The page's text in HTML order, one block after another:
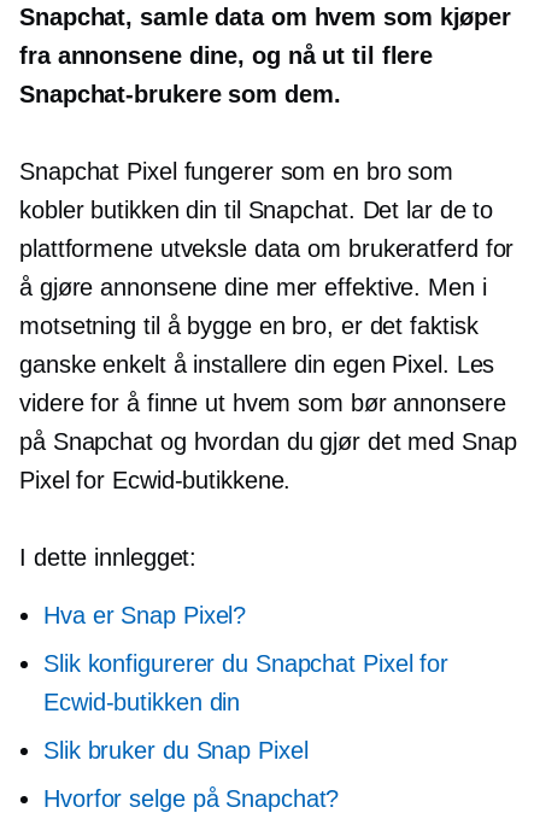
Snapchat, samle data om hvem som kjøper
fra annonsene dine, og nå ut til flere
Snapchat-brukere som dem.
Snapchat Pixel fungerer som en bro som
kobler butikken din til Snapchat. Det lar de to
plattformene utveksle data om brukeratferd for
å gjøre annonsene dine mer effektive. Men i
motsetning til å bygge en bro, er det faktisk
ganske enkelt å installere din egen Pixel. Les
videre for å finne ut hvem som bør annonsere
på Snapchat og hvordan du gjør det med Snap
Pixel for Ecwid-butikkene.
I dette innlegget:
Hva er Snap Pixel?
Slik konfigurerer du Snapchat Pixel for
Ecwid-butikken din
Slik bruker du Snap Pixel
Hvorfor selge på Snapchat?